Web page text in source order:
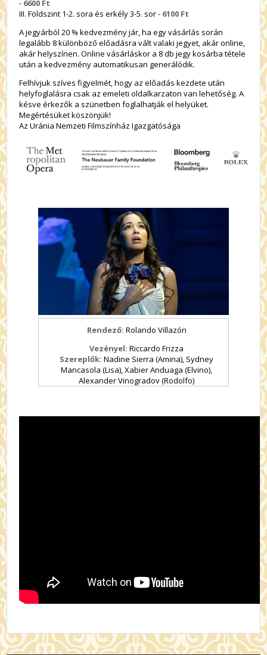
- 6600 Ft
III. Földszint 1-2. sora és erkély 3-5. sor - 6100 Ft
A jegyárból 20 % kedvezmény jár, ha egy vásárlás során
legalább 8 különböző előadásra vált valaki jegyet, akár online,
akár helyszínen. Online vásárláskor a 8 db jegy kosárba tétele
után a kedvezmény automatikusan generálódik.
Felhívjuk szíves figyelmét, hogy az előadás kezdete után
helyfoglalásra csak az emeleti oldalkarzaton van lehetőség. A
késve érkezők a szünetben foglalhatják el helyüket.
Megértésüket köszönjük!
Az Uránia Nemzeti Filmszínház Igazgatósága
Rendező: Rolando Villazón
Vezényel: Riccardo Frizza
Szereplők: Nadine Sierra (Amina), Sydney
Mancasola (Lisa), Xabier Anduaga (Elvino),
Alexander Vinogradov (Rodolfo)